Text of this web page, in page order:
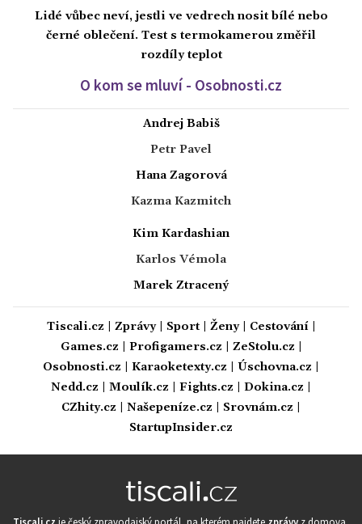
Lidé vůbec neví, jestli ve vedrech nosit bílé nebo
černé oblečení. Test s termokamerou změřil
rozdíly teplot
O kom se mluví - Osobnosti.cz
Andrej Babiš
Petr Pavel
Hana Zagorová
Kazma Kazmitch
Kim Kardashian
Karlos Vémola
Marek Ztracený
Tiscali.cz Zprávy| Sport| Ženy| Cestování|
Games.cz
Profigamers.cz ZeStolu.cz
Osobnosti.cz
Karaoketexty.cz Úschovna.cz
Nedd.cz
Moulík.cz Fights.cz Dokina.cz
CZhity.cz
Našepeníze.cz Srovnám.cz
StartupInsider.cz